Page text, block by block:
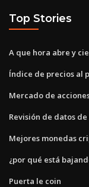
Top Stories
A que hora abre y
Índice de precios al
Mercado de
Revisión de datos
Mejores monedas
¿por qué está
Puerta le coin